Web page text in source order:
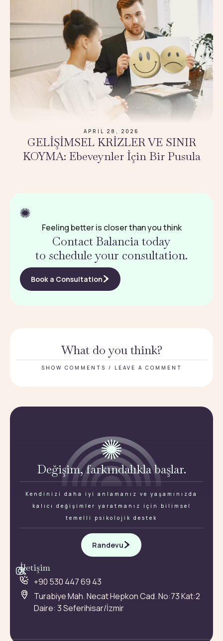
APRIL 28, 2026
GELİŞİMSEL KRİZLER VE SINIR
KOYMA: Ebeveynler İçin Bir Pusula
Feeling better is closer than you think
Contact Balancia today
to schedule your consultation.
Book a Consultation
What do you think?
SHOW COMMENTS / LEAVE A COMMENT
Değişim, farkındalıkla başlar.
Kendinizi daha iyi anlamanız ve yaşamınızda
kalıcı değişimler yaratmanız için bilimsel
temelli psikolojik destek
Randevu
İletişim
+90 530 447 69 43
Turabiye Mah. Necat Hepkon Cad. No:73 Kat:2
Daire: 3 Seferihisar/İzmir